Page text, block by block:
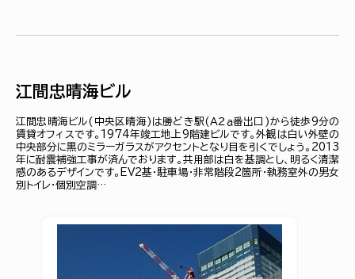
江間忠晴海ビル
江間忠晴海ビル(中央区晴海)は勝どき駅(Ａ２ａ番出口)から徒歩9分の
賃貸オフィスです。1974年竣工地上9階建ビルです。外観は白い外壁の
中央部分に黒のミラーガラスがアクセントとなり目を引くでしょう。2013
年に耐震補強工事が済んでおります。共用部は白を基調とし、明るく清潔
感のあるデザインです。EV2基・駐車場・非常階段2箇所・執務室外の男女
別トイレ・個別空調…